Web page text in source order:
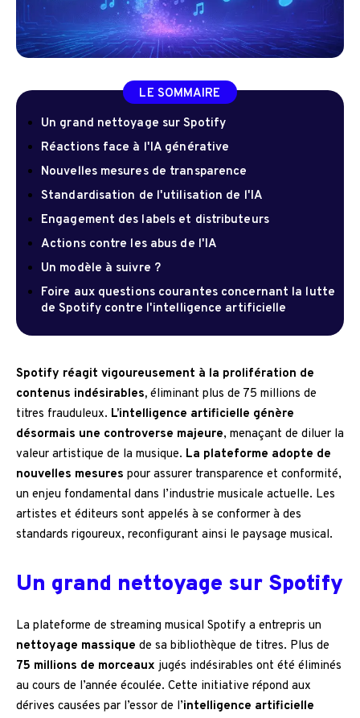
LE SOMMAIRE
Un grand nettoyage sur Spotify
Réactions face à l'IA générative
Nouvelles mesures de transparence
Standardisation de l'utilisation de l'IA
Engagement des labels et distributeurs
Actions contre les abus de l'IA
Un modèle à suivre ?
Foire aux questions courantes concernant la lutte
de Spotify contre l'intelligence artificielle
Spotify réagit vigoureusement à la prolifération de
contenus indésirables, éliminant plus de 75 millions de
titres frauduleux. L’intelligence artificielle génère
désormais une controverse majeure, menaçant de diluer la
valeur artistique de la musique. La plateforme adopte de
nouvelles mesures pour assurer transparence et conformité,
un enjeu fondamental dans l’industrie musicale actuelle. Les
artistes et éditeurs sont appelés à se conformer à des
standards rigoureux, reconfigurant ainsi le paysage musical.
Un grand nettoyage sur Spotify
La plateforme de streaming musical Spotify a entrepris un
nettoyage massique de sa bibliothèque de titres. Plus de
75 millions de morceaux jugés indésirables ont été éliminés
au cours de l’année écoulée. Cette initiative répond aux
dérives causées par l’essor de l’intelligence artificielle